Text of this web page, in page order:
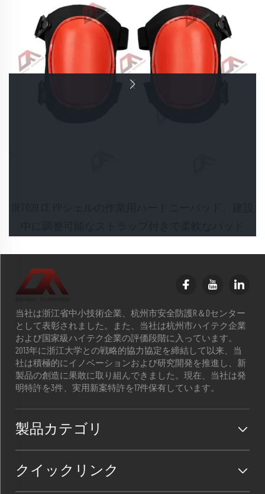
当社は浙江省中小技術企業、杭州市安全防護R＆Dセンター
として表彰されました。また、当社は杭州市ハイテク企業
および国家級ハイテク企業の評価段階に入っています。
2013年に浙江大学との戦略的協力協定を締結して以来、当
社は積極的にイノベーションおよび研究開発を推進し、新
製品の創造に果敢に取り組んできました。現在、当社は発
明特許を3件、実用新案特許を17件保有しています。
製品カテゴリ
クイックリンク